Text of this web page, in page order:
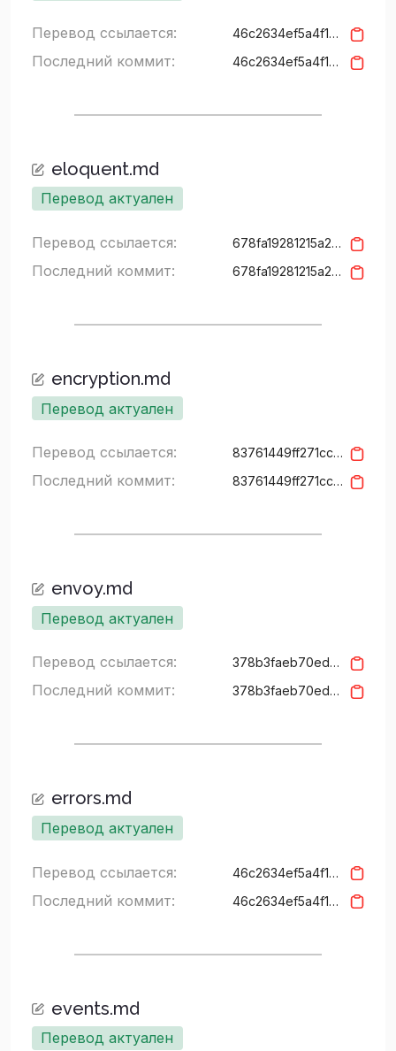
Перевод ссылается: 46c2634ef5a4f15427c94a3157b626cf5bd3937f
Последний коммит: 46c2634ef5a4f15427c94a3157b626cf5bd3937f
eloquent.md
Перевод актуален
Перевод ссылается: 678fa19281215a24e7692a68cc3779ea2a0419bc
Последний коммит: 678fa19281215a24e7692a68cc3779ea2a0419bc
encryption.md
Перевод актуален
Перевод ссылается: 83761449ff271ccda95e4ea87eca0f5a772f59df
Последний коммит: 83761449ff271ccda95e4ea87eca0f5a772f59df
envoy.md
Перевод актуален
Перевод ссылается: 378b3faeb70edb807ac44a118e97fa616ad57ec8
Последний коммит: 378b3faeb70edb807ac44a118e97fa616ad57ec8
errors.md
Перевод актуален
Перевод ссылается: 46c2634ef5a4f15427c94a3157b626cf5bd3937f
Последний коммит: 46c2634ef5a4f15427c94a3157b626cf5bd3937f
events.md
Перевод актуален